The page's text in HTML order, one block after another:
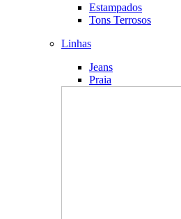
Estampados
Tons Terrosos
Linhas
Jeans
Praia